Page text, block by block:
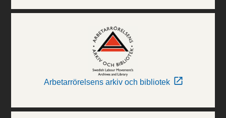
Arbetarrörelsens arkiv och bibliotek